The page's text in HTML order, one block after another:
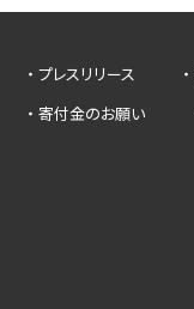
プレスリリース
寄付金のお願い